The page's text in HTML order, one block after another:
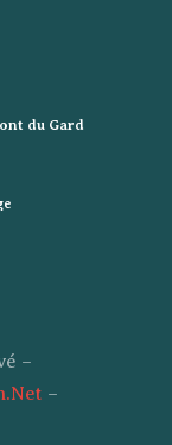
du Gard
–
–